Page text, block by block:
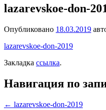
lazarevskoe-don-
Опубликовано 18.03.2019
lazarevskoe-don-2019
Закладка ссылка.
Навигация по
← lazarevskoe-don-2019